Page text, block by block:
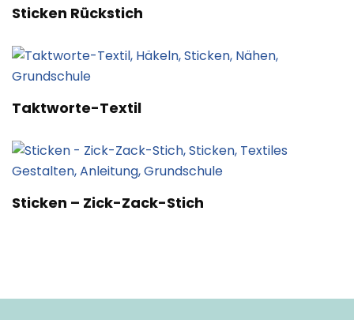
Sticken Rückstich
Taktworte-Textil
Sticken – Zick-Zack-Stich